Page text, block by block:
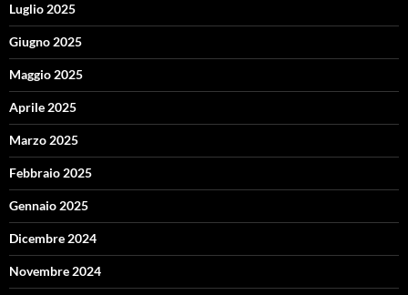
Luglio 2025
Giugno 2025
Maggio 2025
Aprile 2025
Marzo 2025
Febbraio 2025
Gennaio 2025
Dicembre 2024
Novembre 2024